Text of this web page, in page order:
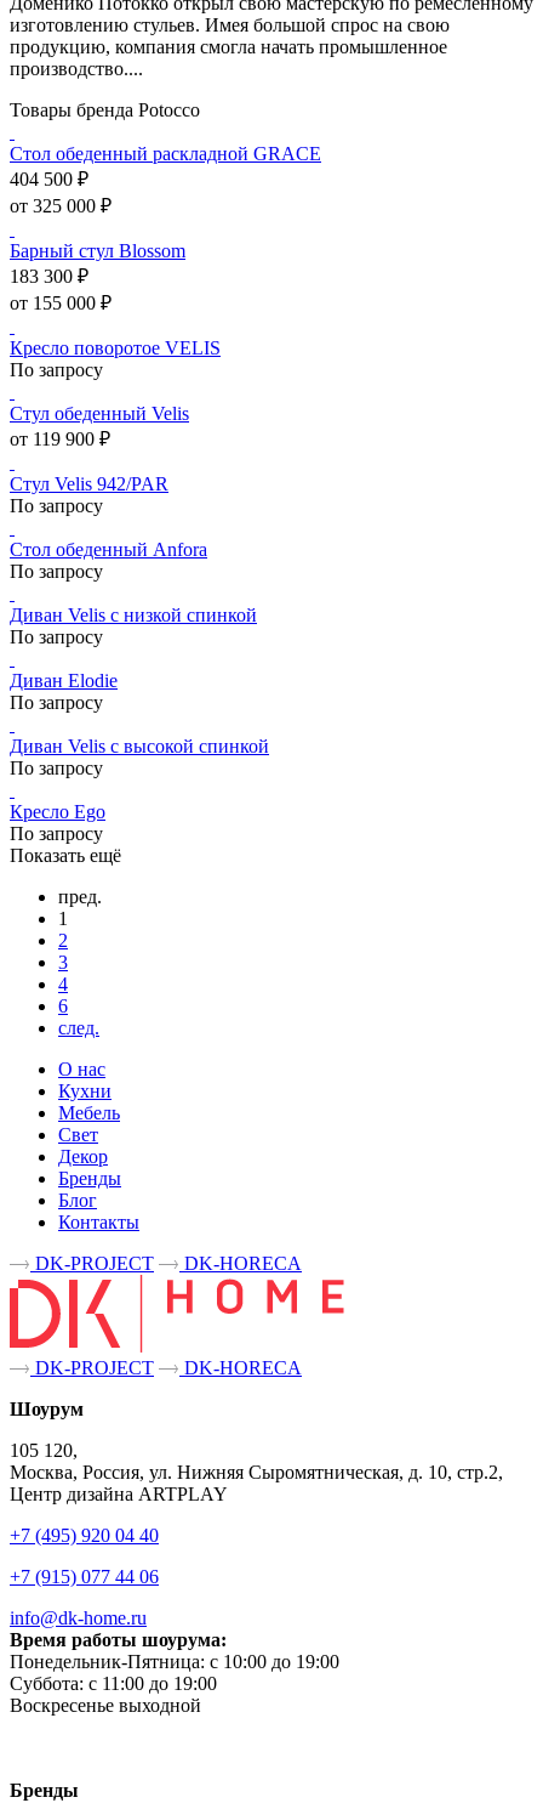
изготовлению стульев. Имея большой спрос на свою
продукцию, компания смогла начать промышленное
производство....
Товары бренда Potocco
Стол обеденный раскладной GRACE
404 500 ₽
от 325 000 ₽
Барный стул Blossom
183 300 ₽
от 155 000 ₽
Кресло поворотое VELIS
По запросу
Стул обеденный Velis
от 119 900 ₽
Стул Velis 942/PAR
По запросу
Стол обеденный Anfora
По запросу
Диван Velis с низкой спинкой
По запросу
Диван Elodie
По запросу
Диван Velis с высокой спинкой
По запросу
Кресло Ego
По запросу
Показать ещё
пред.
1
2
3
4
6
след.
О нас
Кухни
Мебель
Свет
Декор
Бренды
Блог
Контакты
DK-PROJECT
DK-HORECA
DK-PROJECT
DK-HORECA
Шоурум
105 120,
Москва, Россия, ул. Нижняя Сыромятническая, д. 10, стр.2,
Центр дизайна ARTPLAY
+7 (495) 920 04 40
+7 (915) 077 44 06
info@dk-home.ru
Время работы шоурума:
Понедельник-Пятница: c 10:00 до 19:00
Суббота: c 11:00 до 19:00
Воскресенье выходной
Бренды